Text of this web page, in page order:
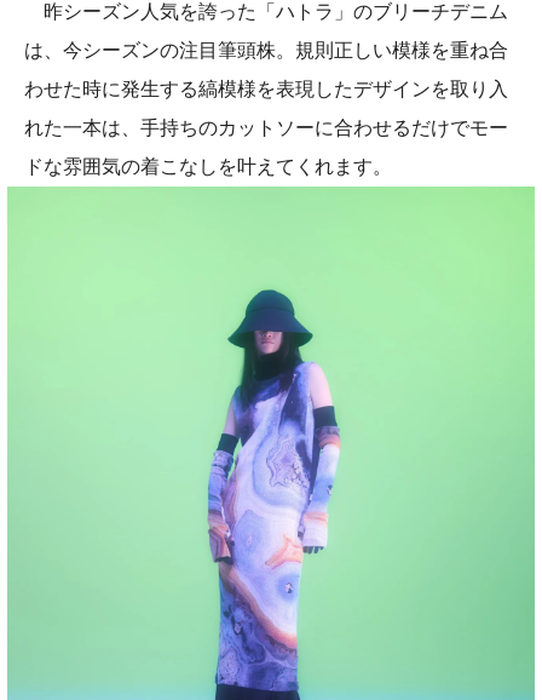
昨シーズン人気を誇った「ハトラ」のブリーチデニム
は、今シーズンの注目筆頭株。規則正しい模様を重ね合
わせた時に発生する縞模様を表現したデザインを取り入
れた一本は、手持ちのカットソーに合わせるだけでモー
ドな雰囲気の着こなしを叶えてくれます。